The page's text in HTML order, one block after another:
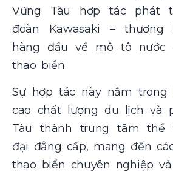
Vũng Tàu hợp tác phát
đoàn Kawasaki –
hàng đầu về mô tô
thao biển.
Sự hợp tác này nằm trong
cao chất lượng du lịch và
Tàu thành trung tâm thể
đại đẳng cấp, mang đến
thao biển chuyên nghiệp